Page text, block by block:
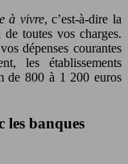
à vivre, c’est-à-dire la
toutes vos charges.
dépenses courantes
les établissements
de 800 à 1 200 euros
les banques